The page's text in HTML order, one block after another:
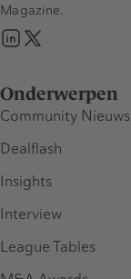
Onderwerpen
Community Nieuws
Dealflash
Insights
Interview
League Tables
Magazine.